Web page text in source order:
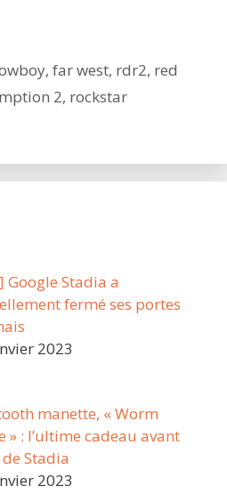
:
vivre
West,
un
,far west, rdr2, red
2, rockstar
Google Stadia a
fermé ses portes
2023
manette, « Worm
» : l’ultime cadeau avant
Stadia
2023